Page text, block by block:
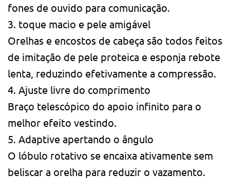
fones de ouvido para comunicação.
3. toque macio e pele amigável
Orelhas e encostos de cabeça são todos feitos
de imitação de pele proteica e esponja rebote
lenta, reduzindo efetivamente a compressão.
4. Ajuste livre do comprimento
Braço telescópico do apoio infinito para o
melhor efeito vestindo.
5. Adaptive apertando o ângulo
O lóbulo rotativo se encaixa ativamente sem
beliscar a orelha para reduzir o vazamento.